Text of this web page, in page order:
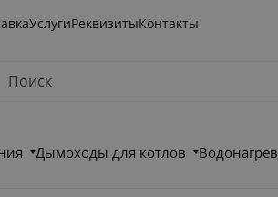
УслугиРеквизитыКонтакты
Дымоходы для котлов